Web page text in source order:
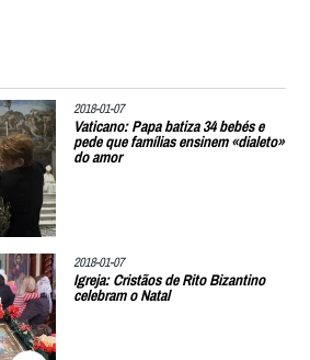
2018-01-07
Vaticano: Papa batiza 34 bebés e
pede que famílias ensinem «dialeto»
do amor
2018-01-07
Igreja: Cristãos de Rito Bizantino
celebram o Natal